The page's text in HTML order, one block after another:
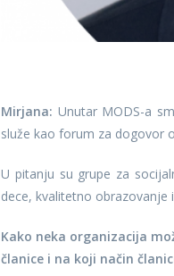
Mirjana: Unutar MODS-a
služe kao forum za dogovor
U pitanju su grupe za
dece, kvalitetno obrazovanje
Kako neka organizacija
članice i na koji način